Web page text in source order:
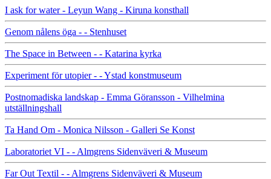
I ask for water - Leyun Wang - Kiruna konsthall
Genom nålens öga - - Stenhuset
The Space in Between - - Katarina kyrka
Experiment för utopier - - Ystad konstmuseum
Postnomadiska landskap - Emma Göransson - Vilhelmina
utställningshall
Ta Hand Om - Monica Nilsson - Galleri Se Konst
Laboratoriet VI - - Almgrens Sidenväveri & Museum
Far Out Textil - - Almgrens Sidenväveri & Museum